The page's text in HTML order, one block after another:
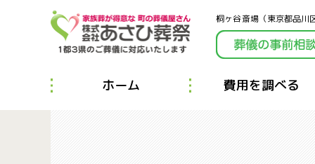
桐ヶ谷斎場（東京都品川
ホーム 費用を調べる